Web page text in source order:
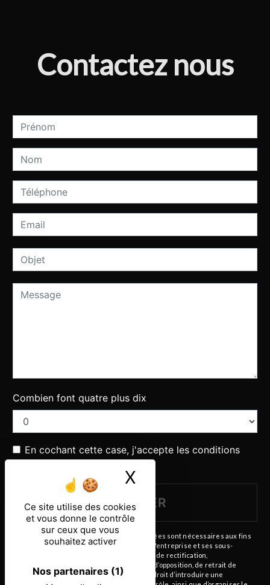
Ce site utilise des cookies
et vous donne le contrôle
sur ceux que vous
souhaitez activer
Nos partenaires (1)
X
Contactez nous
Combien font quatre plus dix
En cochant cette case, j'accepte les conditions
ENVOYER
** Les données personnelles communiquées sont nécessaires aux fins
de vous contacter. Elles sont destinées à l'entreprise et ses sous-
traitants. Vous disposez de droits d’accès, de rectification,
d’effacement, de portabilité, de limitation, d’opposition, de retrait de
votre consentement à tout moment et du droit d’introduire une